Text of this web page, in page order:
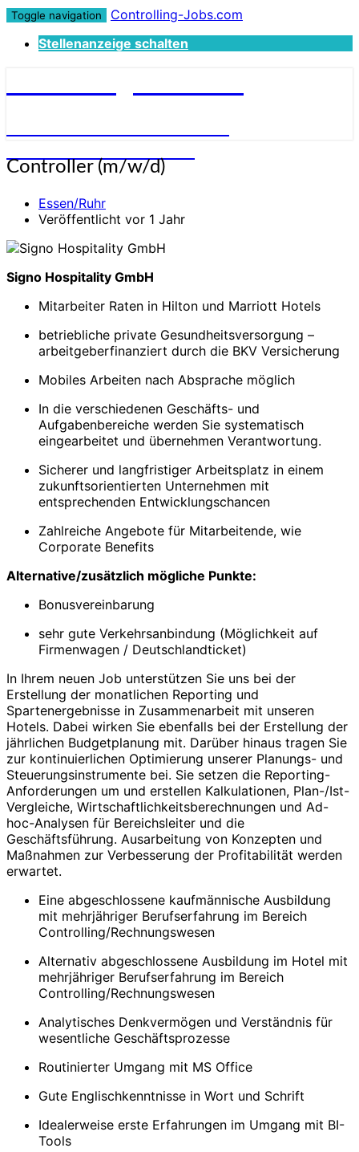
Toggle navigation
Controlling-Jobs.com
Stellenanzeige schalten
Controller
Controller (m/w/d)
Essen/Ruhr
Veröffentlicht vor 1 Jahr
Signo Hospitality GmbH
Mitarbeiter Raten in Hilton und Marriott Hotels
betriebliche private Gesundheitsversorgung –
arbeitgeberfinanziert durch die BKV Versicherung
Mobiles Arbeiten nach Absprache möglich
In die verschiedenen Geschäfts- und
Aufgabenbereiche werden Sie systematisch
eingearbeitet und übernehmen Verantwortung.
Sicherer und langfristiger Arbeitsplatz in einem
zukunftsorientierten Unternehmen mit
entsprechenden Entwicklungschancen
Zahlreiche Angebote für Mitarbeitende, wie
Corporate Benefits
Alternative/zusätzlich mögliche Punkte:
Bonusvereinbarung
sehr gute Verkehrsanbindung (Möglichkeit auf
Firmenwagen / Deutschlandticket)
In Ihrem neuen Job unterstützen Sie uns bei der
Erstellung der monatlichen Reporting und
Spartenergebnisse in Zusammenarbeit mit unseren
Hotels. Dabei wirken Sie ebenfalls bei der Erstellung der
jährlichen Budgetplanung mit. Darüber hinaus tragen Sie
zur kontinuierlichen Optimierung unserer Planungs- und
Steuerungsinstrumente bei. Sie setzen die Reporting-
Anforderungen um und erstellen Kalkulationen, Plan-/Ist-
Vergleiche, Wirtschaftlichkeitsberechnungen und Ad-
hoc-Analysen für Bereichsleiter und die
Geschäftsführung. Ausarbeitung von Konzepten und
Maßnahmen zur Verbesserung der Profitabilität werden
erwartet.
Eine abgeschlossene kaufmännische Ausbildung
mit mehrjähriger Berufserfahrung im Bereich
Controlling/Rechnungswesen
Alternativ abgeschlossene Ausbildung im Hotel mit
mehrjähriger Berufserfahrung im Bereich
Controlling/Rechnungswesen
Analytisches Denkvermögen und Verständnis für
wesentliche Geschäftsprozesse
Routinierter Umgang mit MS Office
Gute Englischkenntnisse in Wort und Schrift
Idealerweise erste Erfahrungen im Umgang mit BI-
Tools